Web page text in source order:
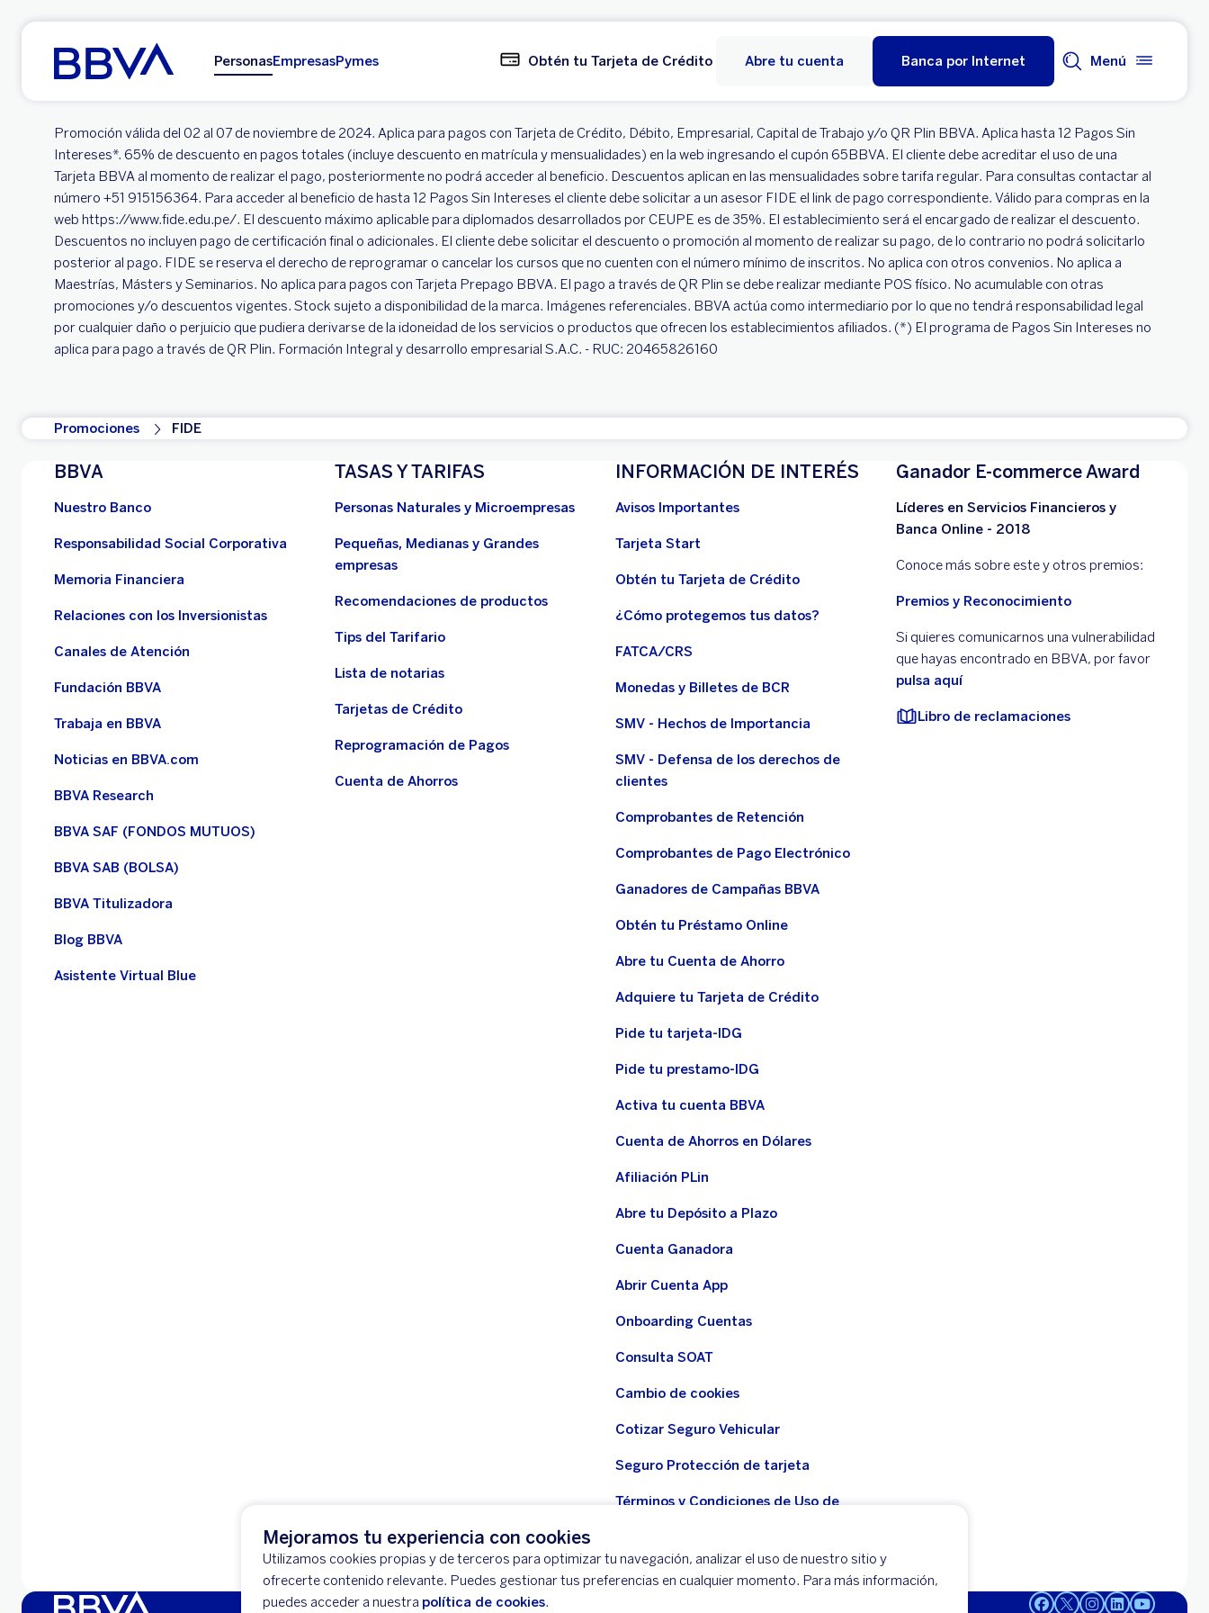
Mejoramos tu experiencia con cookies
Utilizamos cookies propias y de terceros para optimizar tu navegación, analizar el uso de nuestro sitio y
ofrecerte contenido relevante. Puedes gestionar tus preferencias en cualquier momento. Para más información,
puedes acceder a nuestra política de cookies.
Ir al contenido principal
PersonasEmpresasPymes Obtén tu Tarjeta de Crédito Abre tu cuenta Banca por Internet Menú
Promoción válida del 02 al 07 de noviembre de 2024. Aplica para pagos con Tarjeta de Crédito, Débito, Empresarial, Capital de Trabajo y/o QR Plin BBVA. Aplica hasta 12 Pagos Sin
Intereses*. 65% de descuento en pagos totales (incluye descuento en matrícula y mensualidades) en la web ingresando el cupón 65BBVA. El cliente debe acreditar el uso de una
Tarjeta BBVA al momento de realizar el pago, posteriormente no podrá acceder al beneficio. Descuentos aplican en las mensualidades sobre tarifa regular. Para consultas contactar al
número +51 915156364. Para acceder al beneficio de hasta 12 Pagos Sin Intereses el cliente debe solicitar a un asesor FIDE el link de pago correspondiente. Válido para compras en la
web https://www.fide.edu.pe/. El descuento máximo aplicable para diplomados desarrollados por CEUPE es de 35%. El establecimiento será el encargado de realizar el descuento.
Descuentos no incluyen pago de certificación final o adicionales. El cliente debe solicitar el descuento o promoción al momento de realizar su pago, de lo contrario no podrá solicitarlo
posterior al pago. FIDE se reserva el derecho de reprogramar o cancelar los cursos que no cuenten con el número mínimo de inscritos. No aplica con otros convenios. No aplica a
Maestrías, Másters y Seminarios. No aplica para pagos con Tarjeta Prepago BBVA. El pago a través de QR Plin se debe realizar mediante POS físico. No acumulable con otras
promociones y/o descuentos vigentes. Stock sujeto a disponibilidad de la marca. Imágenes referenciales. BBVA actúa como intermediario por lo que no tendrá responsabilidad legal
por cualquier daño o perjuicio que pudiera derivarse de la idoneidad de los servicios o productos que ofrecen los establecimientos afiliados. (*) El programa de Pagos Sin Intereses no
aplica para pago a través de QR Plin. Formación Integral y desarrollo empresarial S.A.C. - RUC: 20465826160
Promociones FIDE
BBVA
Nuestro Banco
Responsabilidad Social Corporativa
Memoria Financiera
Relaciones con los Inversionistas
Canales de Atención
Fundación BBVA
Trabaja en BBVA
Noticias en BBVA.com
BBVA Research
BBVA SAF (FONDOS MUTUOS)
BBVA SAB (BOLSA)
BBVA Titulizadora
Blog BBVA
Asistente Virtual Blue
TASAS Y TARIFAS
Personas Naturales y Microempresas
Pequeñas, Medianas y Grandes
empresas
Recomendaciones de productos
Tips del Tarifario
Lista de notarias
Tarjetas de Crédito
Reprogramación de Pagos
Cuenta de Ahorros
INFORMACIÓN DE INTERÉS
Avisos Importantes
Tarjeta Start
Obtén tu Tarjeta de Crédito
¿Cómo protegemos tus datos?
FATCA/CRS
Monedas y Billetes de BCR
SMV - Hechos de Importancia
SMV - Defensa de los derechos de
clientes
Comprobantes de Retención
Comprobantes de Pago Electrónico
Ganadores de Campañas BBVA
Obtén tu Préstamo Online
Abre tu Cuenta de Ahorro
Adquiere tu Tarjeta de Crédito
Pide tu tarjeta-IDG
Pide tu prestamo-IDG
Activa tu cuenta BBVA
Cuenta de Ahorros en Dólares
Afiliación PLin
Abre tu Depósito a Plazo
Cuenta Ganadora
Abrir Cuenta App
Onboarding Cuentas
Consulta SOAT
Cambio de cookies
Cotizar Seguro Vehicular
Seguro Protección de tarjeta
Términos y Condiciones de Uso de
Seguro Protección de tarjeta -
Seguridad
Ganador E-commerce Award
Líderes en Servicios Financieros y
Banca Online - 2018
Conoce más sobre este y otros premios:
Premios y Reconocimiento
Si quieres comunicarnos una vulnerabilidad
que hayas encontrado en BBVA, por favor
pulsa aquí
Libro de reclamaciones